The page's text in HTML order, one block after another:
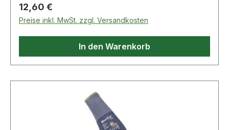
Regulärer Preis:
12,60 €
Preise inkl. MwSt. zzgl. Versandkosten
In den Warenkorb